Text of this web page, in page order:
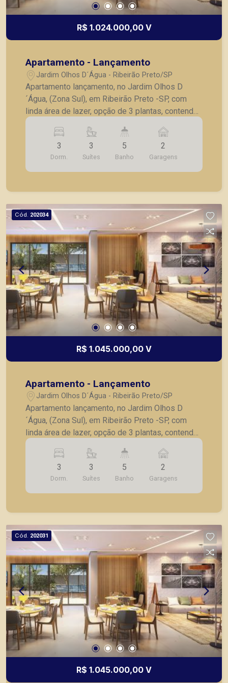
R$ 1.024.000,00 V
Apartamento - Lançamento
Jardim Olhos D´Água - Ribeirão Preto/SP
Apartamento lançamento, no Jardim Olhos D
´Água, (Zona Sul), em Ribeirão Preto -SP, com
linda área de lazer, opção de 3 plantas, contendo:
- 3 suítes; - Sala 2 ambientes; - Lavabo; -
Cozinha; - Lavanderia; - Varanda gourmet; - Laje
técnica; - 2 vagas de garagem. - Fotos do
decorado. * Entrega prevista para Fevereiro de
2024. * Consultar valores atualizados e unidades
3
Dorm.
3
Suítes
5
Banho
2
Garagens
Cód. 202034
R$ 1.045.000,00 V
Apartamento - Lançamento
Jardim Olhos D´Água - Ribeirão Preto/SP
Apartamento lançamento, no Jardim Olhos D
´Água, (Zona Sul), em Ribeirão Preto -SP, com
linda área de lazer, opção de 3 plantas, contendo:
- 3 suítes; - Sala 2 ambientes; - Lavabo; -
Cozinha; - Lavanderia; - Varanda gourmet; - Laje
técnica; - 2 vagas de garagem. - Fotos do
decorado. * Entrega prevista para Fevereiro de
2024. * Consultar valores atualizados e unidades
3
Dorm.
3
Suítes
5
Banho
2
Garagens
Cód. 202031
R$ 1.045.000,00 V